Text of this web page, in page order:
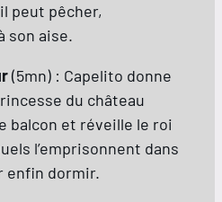
peut pêcher,
son aise.
(5mn) : Capelito donne
du château
balcon et réveille le roi
l’emprisonnent dans
enfin dormir.